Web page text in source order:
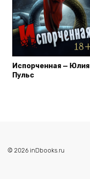
Испорченная — Юлия
Пульс
© 2026 inDbooks.ru